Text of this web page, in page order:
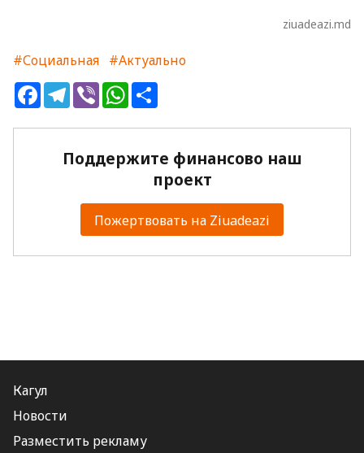
ziuadeazi.md
#Социальная #Актуально
FacebookTelegram
ViberWhatsApp
Поддержите финансово наш
проект
Пожертвовать на Ziuadeazi
Кагул
Новости
Разместить рекламу